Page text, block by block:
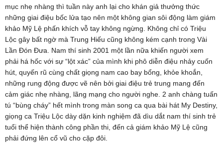
mục nhẹ nhàng thì tuần này anh lại cho khán giả thưởng thức
những giai điệu bốc lửa tạo nên một không gian sôi động làm giám
khảo Mỹ Lệ phấn khích vỗ tay không ngừng. Không chỉ có Triệu
Lộc gây bất ngờ mà Trung Hiếu cũng không kém cạnh trong Vài
Lần Đón Đưa. Nam thí sinh 2001 một lần nữa khiến người xem
phải há hốc với sự “lột xác” của mình khi phô diễn điệu nhảy cuốn
hút, quyến rũ cùng chất giọng nam cao bay bổng, khỏe khoắn,
những rung động được vẽ nên bởi giai điệu trẻ trung mang đến
cảm giác nhẹ nhàng, lãng mạng cho người nghe. 2 anh chàng tuấn
tú “bùng cháy” hết mình trong màn song ca qua bài hát My Destiny,
giọng ca Triệu Lộc dày dặn kinh nghiệm đã dìu dắt nam thí sinh trẻ
tuổi thể hiện thành công phần thi, đến cả giám khảo Mỹ Lệ cũng
phải đứng lên cổ vũ cho cặp đôi.